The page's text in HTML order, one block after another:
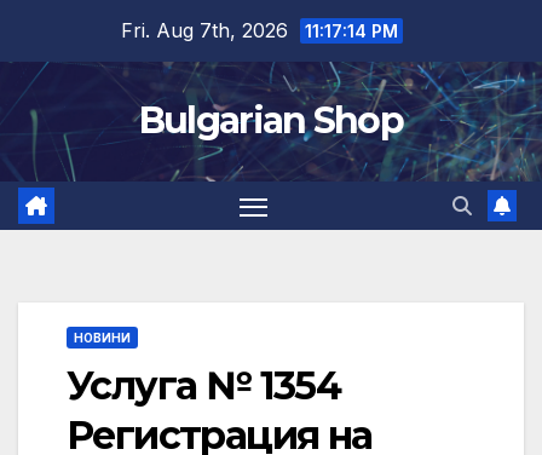
content
Fri. Aug 7th, 2026 11:17:15 PM
Bulgarian Shop
НОВИНИ
Услуга № 1354
Регистрация на